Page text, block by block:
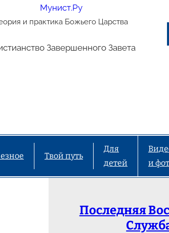
Мунист.Ру
и практика Божьего Царства
Завершенного Завета
Твой путь
Для
детей
и
Последняя